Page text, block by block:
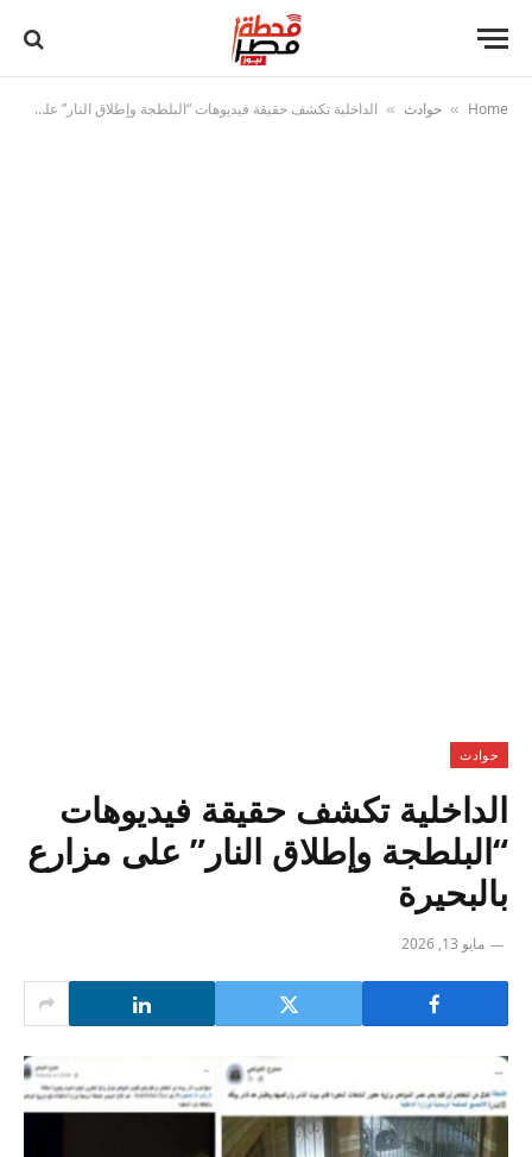
Home
» حوادث » الداخلية تكشف حقيقة فيديوهات “البلطجة وإطلاق النار” على مزارع بالبحيرة
حوادث
الداخلية تكشف حقيقة فيديوهات
“البلطجة وإطلاق النار” على مزارع
بالبحيرة
مايو 13, 2026